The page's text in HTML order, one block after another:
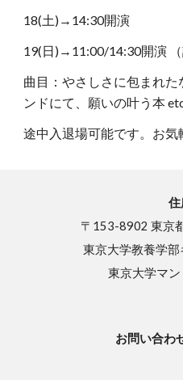
18(土)→14:30開演
19(日)→11:00/14:30開演 （
曲目：やさしさに包まれ
ンドにて、願いの叶う本
途中入退場可能です。お気
住
〒153-8902 東京
東京大学教養学
東京大学マ
お問い合わ